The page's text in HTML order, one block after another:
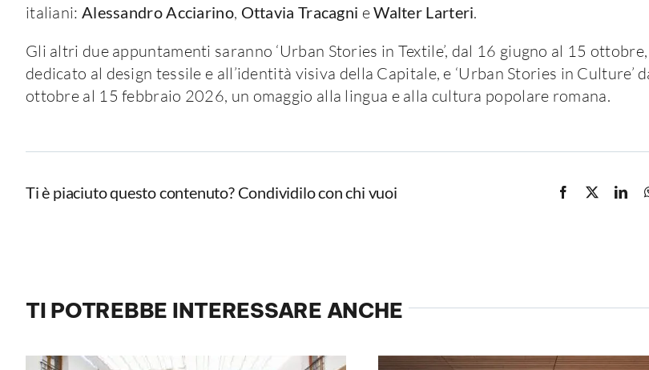
italiani: Alessandro Acciarino, Ottavia Tracagni eWalter Larteri.
Gli altri due appuntamenti saranno ‘Urban Stories in Textile’, dal 16 giugno al 15 ottobre,
dedicato al design tessile e all’identità visiva della Capitale, e ‘Urban Stories in Culture’
ottobre al 15 febbraio 2026, un omaggio alla lingua e alla cultura popolare romana.
Ti è piaciuto questo contenuto? Condividilo con chi vuoi
TI POTREBBE INTERESSARE ANCHE